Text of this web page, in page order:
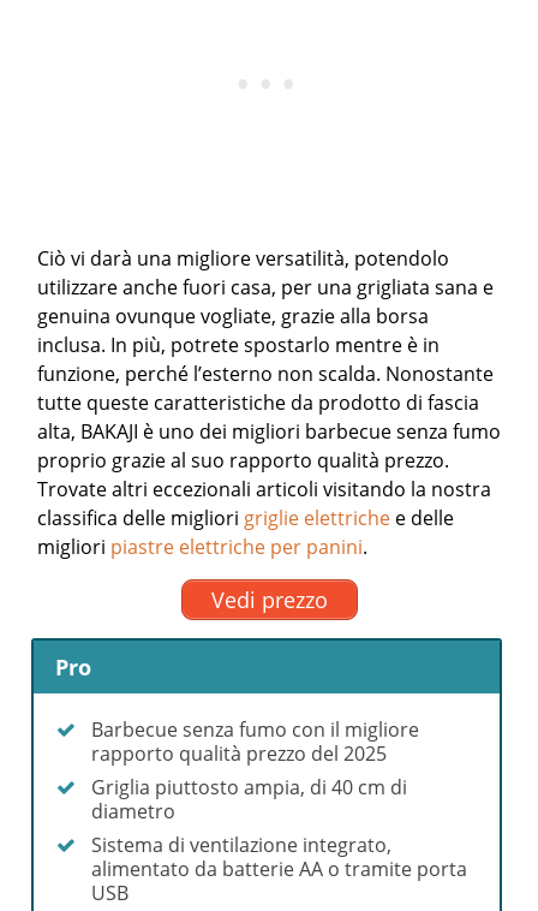
Ciò vi darà una migliore versatilità, potendolo
utilizzare anche fuori casa, per una grigliata sana e
genuina ovunque vogliate, grazie alla borsa
inclusa. In più, potrete spostarlo mentre è in
funzione, perché l’esterno non scalda. Nonostante
tutte queste caratteristiche da prodotto di fascia
alta, BAKAJI è uno dei migliori barbecue senza fumo
proprio grazie al suo rapporto qualità prezzo.
Trovate altri eccezionali articoli visitando la nostra
classifica delle migliori griglie elettriche e delle
migliori piastre elettriche per panini.
Vedi prezzo
Pro
Barbecue senza fumo con il migliore
rapporto qualità prezzo del 2025
Griglia piuttosto ampia, di 40 cm di
diametro
Sistema di ventilazione integrato,
alimentato da batterie AA o tramite porta
USB